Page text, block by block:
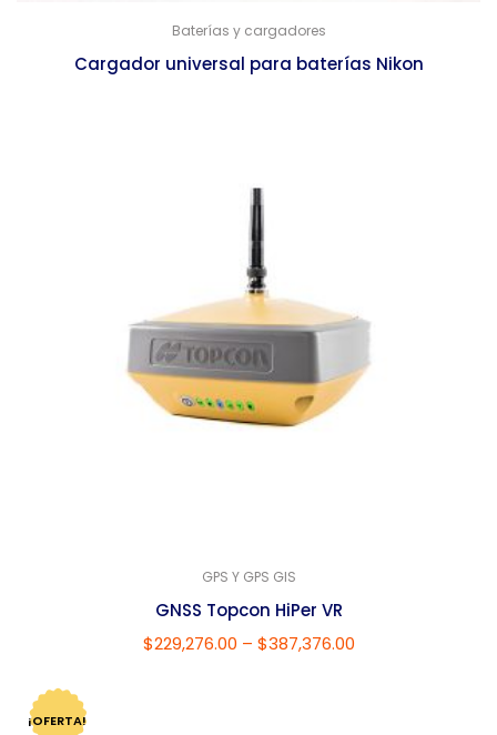
Baterías y cargadores
Cargador universal para baterías Nikon
GPS Y GPS GIS
GNSS Topcon HiPer VR
$229,276.00 – $387,376.00
¡OFERTA!